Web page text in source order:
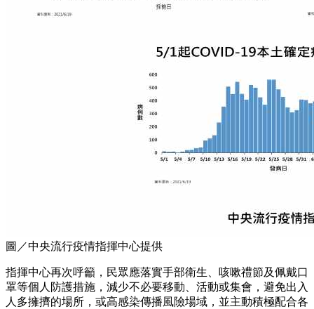
圖／中央流行疫情指揮中心提供
指揮中心再次呼籲，民眾應落實手部衛生、咳嗽禮節及佩戴口
罩等個人防護措施，減少不必要移動、活動或集會，避免出入
人多擁擠的場所，或高感染傳播風險場域，並主動積極配合各